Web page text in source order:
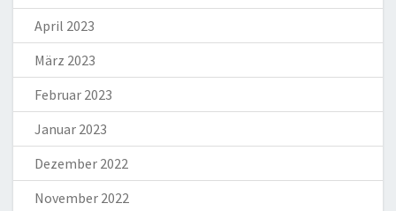
April 2023
März 2023
Februar 2023
Januar 2023
Dezember 2022
November 2022